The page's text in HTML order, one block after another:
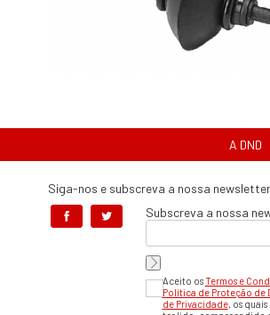
A DND
Siga-nos e subscreva a nossa newsletter
Subscreva a nossa
Aceito osTermos e
Política de Proteção de
de Privacidade, os